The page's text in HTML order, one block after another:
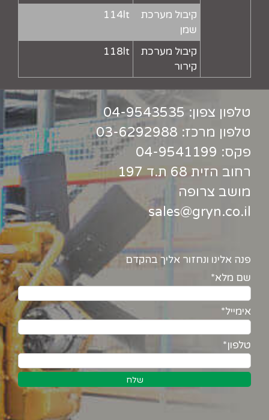
קיבול מערכת
שמן
114lt
קיבול מערכת
קירור
118lt
טלפון צפון: 04-9543535
טלפון מרכז: 03-6292988
פקס: 04-9541199
רחוב הזית 68 ת.ד 197
מושב צרופה
sales@gryn.co.il
פנה אלינו ונחזור אליך בהקדם
שם מלא*
אימייל*
טלפון*